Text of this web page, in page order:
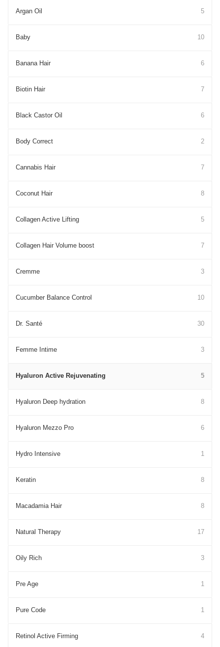
Argan Oil 5
Baby 10
Banana Hair 6
Biotin Hair 7
Black Castor Oil 6
Body Correct 2
Cannabis Hair 7
Coconut Hair 8
Collagen Active Lifting 5
Collagen Hair Volume boost 7
Cremme 3
Cucumber Balance Control 10
Dr. Santé 30
Femme Intime 3
Hyaluron Active Rejuvenating 5
Hyaluron Deep hydration 8
Hyaluron Mezzo Pro 6
Hydro Intensive 1
Keratin 8
Macadamia Hair 8
Natural Therapy 17
Oily Rich 3
Pre Age 1
Pure Cоde 1
Retinol Active Firming 4